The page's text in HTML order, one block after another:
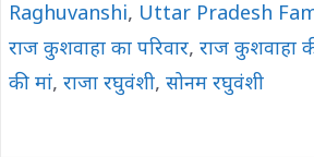
Raghuvanshi, Uttar Pradesh
राज कुशवाहा का परिवार, राज कुशवाहा
की मां, राजा रघुवंशी, सोनम रघुवंशी